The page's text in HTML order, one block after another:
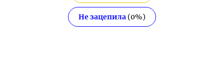
Не зацепила (0%)